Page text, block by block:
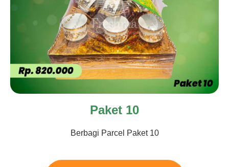
Paket 10
Berbagi Parcel Paket 10